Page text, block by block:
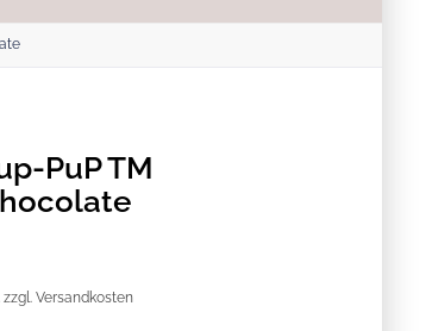
PuP TM
zzgl. Versandkosten